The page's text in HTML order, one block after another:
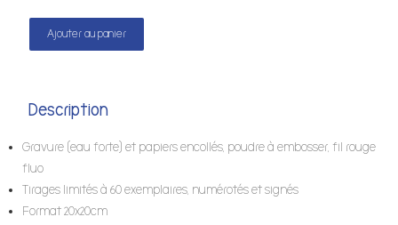
Ajouter au panier
Description
Gravure (eau forte) et papiers encollés, poudre à embosser, fil rouge
fluo
Tirages limités à 60 exemplaires, numérotés et signés
Format 20x20cm